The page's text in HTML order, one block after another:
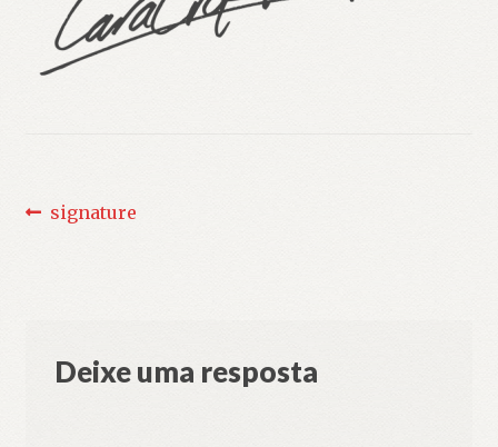
Navegação
Post
signature
Deixe uma resposta